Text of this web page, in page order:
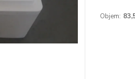
Objem: